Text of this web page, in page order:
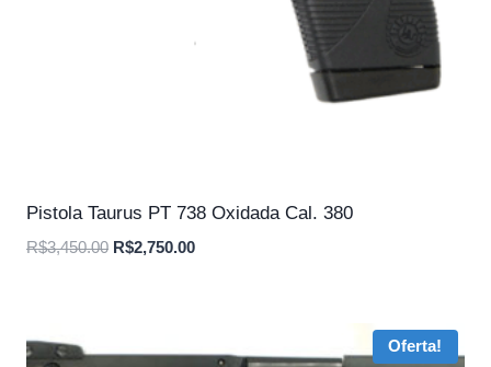
Pistola Taurus PT 738 Oxidada Cal. 380
R$3,450.00 O
R$2,750.00O
Oferta!